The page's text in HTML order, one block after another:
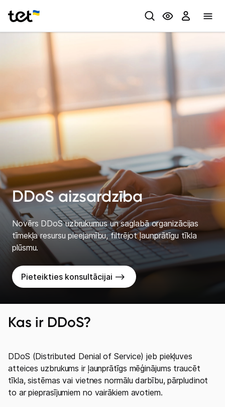
DDoS aizsardzība
Novērs DDoS uzbrukumus un saglabā organizācijas
tīmekļa resursu pieejamību, filtrējot ļaunprātīgu tīkla
plūsmu.
Pieteikties konsultācijai -->
Kas ir DDoS?
DDoS (Distributed Denial of Service) jeb piekļuves
atteices uzbrukums ir ļaunprātīgs mēģinājums traucēt
tīkla, sistēmas vai vietnes normālu darbību, pārpludinot
to ar pieprasījumiem no vairākiem avotiem.